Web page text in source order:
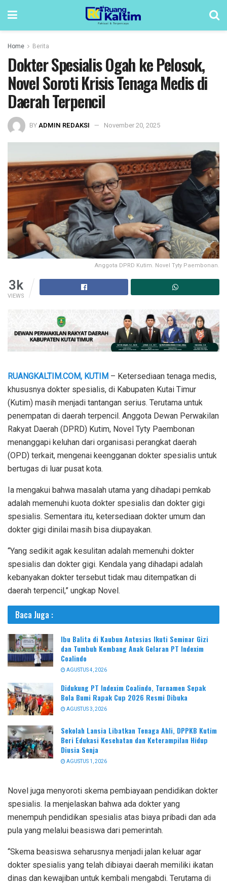
Home Berita
Dokter Spesialis Ogah ke Pelosok,
Novel Soroti Krisis Tenaga Medis di
Daerah Terpencil
BYADMIN REDAKSI November 20, 2025
Anggota DPRD Kutim. Novel Tyty Paembonan.
3k
VIEWS
RUANGKALTIM.COM, KUTIM – Ketersediaan tenaga medis,
khususnya dokter spesialis, di Kabupaten Kutai Timur
(Kutim) masih menjadi tantangan serius. Terutama untuk
penempatan di daerah terpencil. Anggota Dewan Perwakilan
Rakyat Daerah (DPRD) Kutim, Novel Tyty Paembonan
menanggapi keluhan dari organisasi perangkat daerah
(OPD) terkait, mengenai keengganan dokter spesialis untuk
bertugas di luar pusat kota.
Ia mengakui bahwa masalah utama yang dihadapi pemkab
adalah memenuhi kuota dokter spesialis dan dokter gigi
spesialis. Sementara itu, ketersediaan dokter umum dan
dokter gigi dinilai masih bisa diupayakan.
“Yang sedikit agak kesulitan adalah memenuhi dokter
spesialis dan dokter gigi. Kendala yang dihadapi adalah
kebanyakan dokter tersebut tidak mau ditempatkan di
daerah terpencil,” ungkap Novel.
Baca Juga :
Ibu Balita di Kaubun Antusias Ikuti Seminar Gizi
dan Tumbuh Kembang Anak Gelaran PT Indexim
Coalindo
AGUSTUS 4, 2026
Didukung PT Indexim Coalindo, Turnamen Sepak
Bola Bumi Rapak Cup 2026 Resmi Dibuka
AGUSTUS 3, 2026
Sekolah Lansia Libatkan Tenaga Ahli, DPPKB Kutim
Beri Edukasi Kesehatan dan Keterampilan Hidup
Diusia Senja
AGUSTUS 1, 2026
Novel juga menyoroti skema pembiayaan pendidikan dokter
spesialis. Ia menjelaskan bahwa ada dokter yang
menempuh pendidikan spesialis atas biaya pribadi dan ada
pula yang melalui beasiswa dari pemerintah.
“Skema beasiswa seharusnya menjadi jalan keluar agar
dokter spesialis yang telah dibiayai daerah memiliki ikatan
dinas dan kewajiban untuk kembali mengabdi. Terutama di